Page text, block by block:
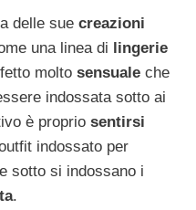
delle sue creazioni
una linea di lingerie
molto sensuale che
indossata sotto ai
è proprio sentirsi
indossato per
sotto si indossano i
.